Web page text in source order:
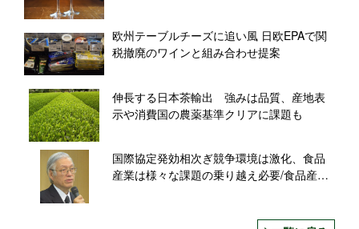
欧州テーブルチーズに追い風 日欧EPAで関
税撤廃のワインと組み合わせ提案
伸長する日本茶輸出 強みは品質、産地表
示や消費国の農薬基準クリアに課題も
国際協定発効相次ぎ競争環境は激化、食品
産業は様々な課題の乗り越え必要/食品産業